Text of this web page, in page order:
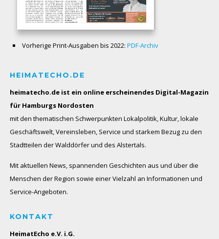
Vorherige Print-Ausgaben bis 2022: PDF-Archiv
HEIMATECHO.DE
heimatecho.de ist ein online erscheinendes Digital-Magazin
für Hamburgs Nordosten
mit den thematischen Schwerpunkten Lokalpolitik, Kultur, lokale
Geschäftswelt, Vereinsleben, Service und starkem Bezug zu den
Stadtteilen der Walddörfer und des Alstertals.
Mit aktuellen News, spannenden Geschichten aus und über die
Menschen der Region sowie einer Vielzahl an Informationen und
Service-Angeboten.
KONTAKT
HeimatEcho e.V. i.G.